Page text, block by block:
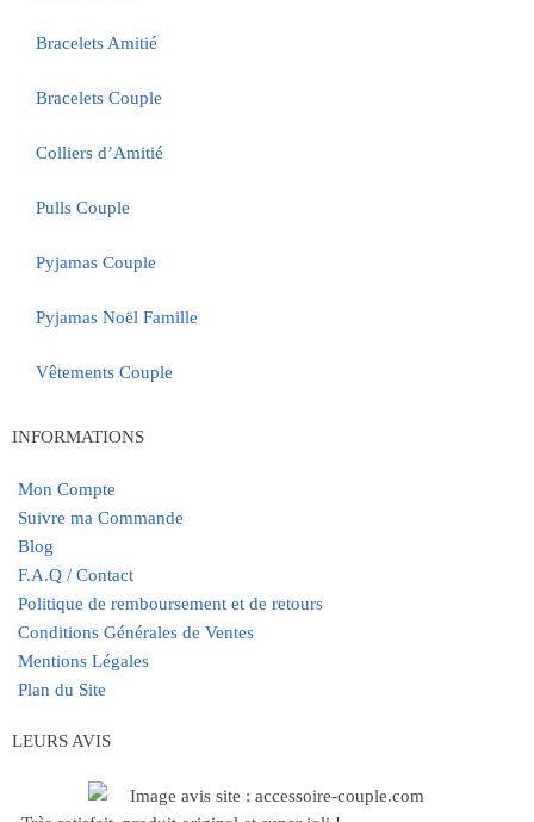
Bracelets Amitié
Bracelets Couple
Colliers d’Amitié
Pulls Couple
Pyjamas Couple
Pyjamas Noël Famille
Vêtements Couple
INFORMATIONS
Mon Compte
Suivre ma Commande
Blog
F.A.Q / Contact
Politique de remboursement et de retours
Conditions Générales de Ventes
Mentions Légales
Plan du Site
LEURS AVIS